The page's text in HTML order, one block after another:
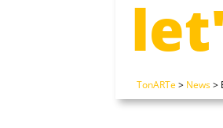
TonARTe> News>